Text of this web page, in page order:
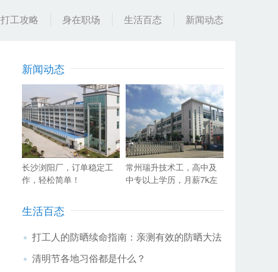
打工攻略 身在职场 生活百态 新闻动态
新闻动态
长沙浏阳厂，订单稳定工
作，轻松简单！
常州瑞升技术工，高中及
中专以上学历，月薪7k左
生活百态
打工人的防晒续命指南：亲测有效的防晒大法
清明节各地习俗都是什么？